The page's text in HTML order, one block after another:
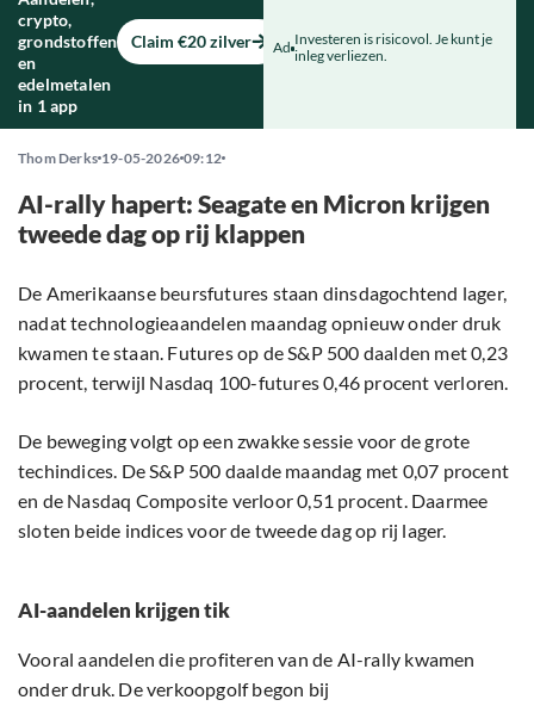
crypto,
grondstoffen
en
edelmetalen
in 1 app
Claim €20 zilver Ad Investeren is risicovol. Je kunt je
inleg verliezen.
Thom Derks 19-05-2026 09:12
AI-rally hapert: Seagate en Micron krijgen
tweede dag op rij klappen
De Amerikaanse beursfutures staan dinsdagochtend lager,
nadat technologieaandelen maandag opnieuw onder druk
kwamen te staan. Futures op de S&P 500 daalden met 0,23
procent, terwijl Nasdaq 100-futures 0,46 procent verloren.
De beweging volgt op een zwakke sessie voor de grote
techindices. De S&P 500 daalde maandag met 0,07 procent
en de Nasdaq Composite verloor 0,51 procent. Daarmee
sloten beide indices voor de tweede dag op rij lager.
AI-aandelen krijgen tik
Vooral aandelen die profiteren van de AI-rally kwamen
onder druk. De verkoopgolf begon bij